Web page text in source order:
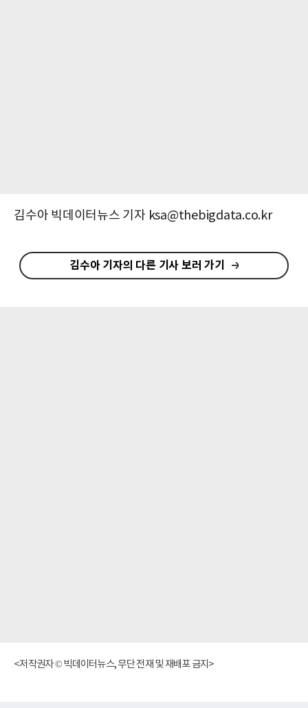
김수아 빅데이터뉴스 기자 ksa@thebigdata.co.kr
김수아 기자의 다른 기사 보러 가기
<저작권자 © 빅데이터뉴스, 무단 전재 및 재배포 금지>